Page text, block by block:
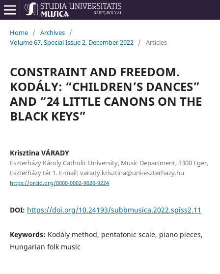
Home / Archives /
Volume 67, Special Issue 2, December 2022 / Articles
CONSTRAINT AND FREEDOM.
KODÁLY: “CHILDREN’S DANCES”
AND “24 LITTLE CANONS ON THE
BLACK KEYS”
Krisztina VÁRADY
Eszterházy Károly Catholic University, Music Department, 3300 Eger,
Eszterházy tér 1. E-mail: varady.krisztina@uni-eszterhazy.hu
https://orcid.org/0000-0002-9020-9224
DOI: https://doi.org/10.24193/subbmusica.2022.spiss2.11
Keywords: Kodály method, pentatonic scale, piano pieces,
Hungarian folk music